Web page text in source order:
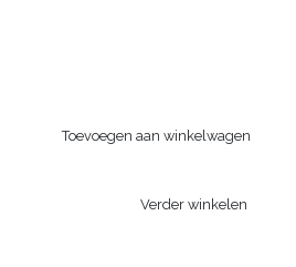
Toevoegen aan winkelwagen
Verder winkelen